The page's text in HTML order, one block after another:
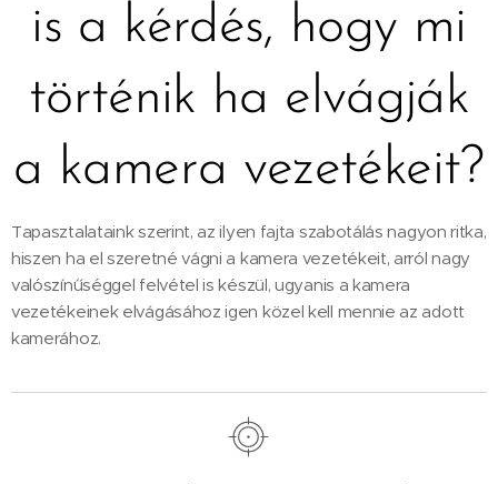
is a kérdés, hogy mi
történik ha elvágják
a kamera vezetékeit?
Tapasztalataink szerint, az ilyen fajta szabotálás nagyon ritka,
hiszen ha el szeretné vágni a kamera vezetékeit, arról nagy
valószínűséggel felvétel is készül, ugyanis a kamera
vezetékeinek elvágásához igen közel kell mennie az adott
kamerához.